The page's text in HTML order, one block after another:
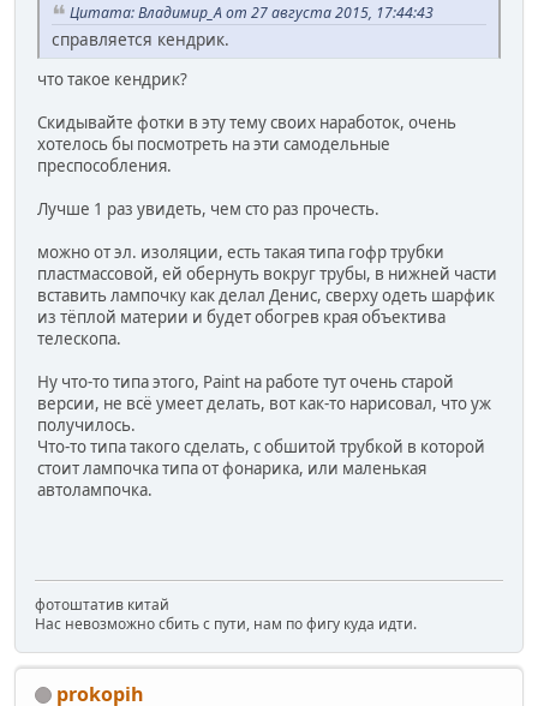
Цитата: Владимир_А от 27 августа 2015, 17:44:43
справляется кендрик.
что такое кендрик?
Скидывайте фотки в эту тему своих наработок, очень
хотелось бы посмотреть на эти самодельные
преспособления.
Лучше 1 раз увидеть, чем сто раз прочесть.
можно от эл. изоляции, есть такая типа гофр трубки
пластмассовой, ей обернуть вокруг трубы, в нижней части
вставить лампочку как делал Денис, сверху одеть шарфик
из тёплой материи и будет обогрев края объектива
телескопа.
Ну что-то типа этого, Paint на работе тут очень старой
версии, не всё умеет делать, вот как-то нарисовал, что уж
получилось.
Что-то типа такого сделать, с обшитой трубкой в которой
стоит лампочка типа от фонарика, или маленькая
автолампочка.
фотоштатив китай
Нас невозможно сбить с пути, нам по фигу куда идти.
prokopih